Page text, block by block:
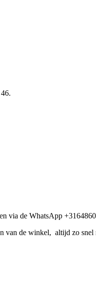
via de WhatsApp
van de winkel, altijd zo